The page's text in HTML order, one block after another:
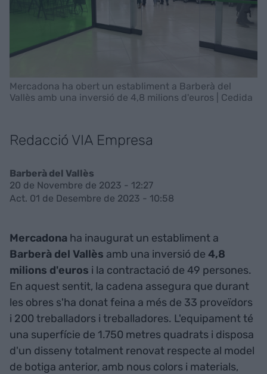
Mercadona ha obert un establiment a Barberà del
Vallès amb una inversió de 4,8 milions d'euros | Cedida
Redacció VIA Empresa
Barberà del Vallès
20 de Novembre de 2023 - 12:27
Act. 01 de Desembre de 2023 - 10:58
Mercadona ha inaugurat un establiment a
Barberà del Vallès amb una inversió de 4,8
milions d'euros i la contractació de 49 persones.
En aquest sentit, la cadena assegura que durant
les obres s'ha donat feina a més de 33 proveïdors
i 200 treballadors i treballadores. L'equipament té
una superfície de 1.750 metres quadrats i disposa
d'un disseny totalment renovat respecte al model
de botiga anterior, amb nous colors i materials,